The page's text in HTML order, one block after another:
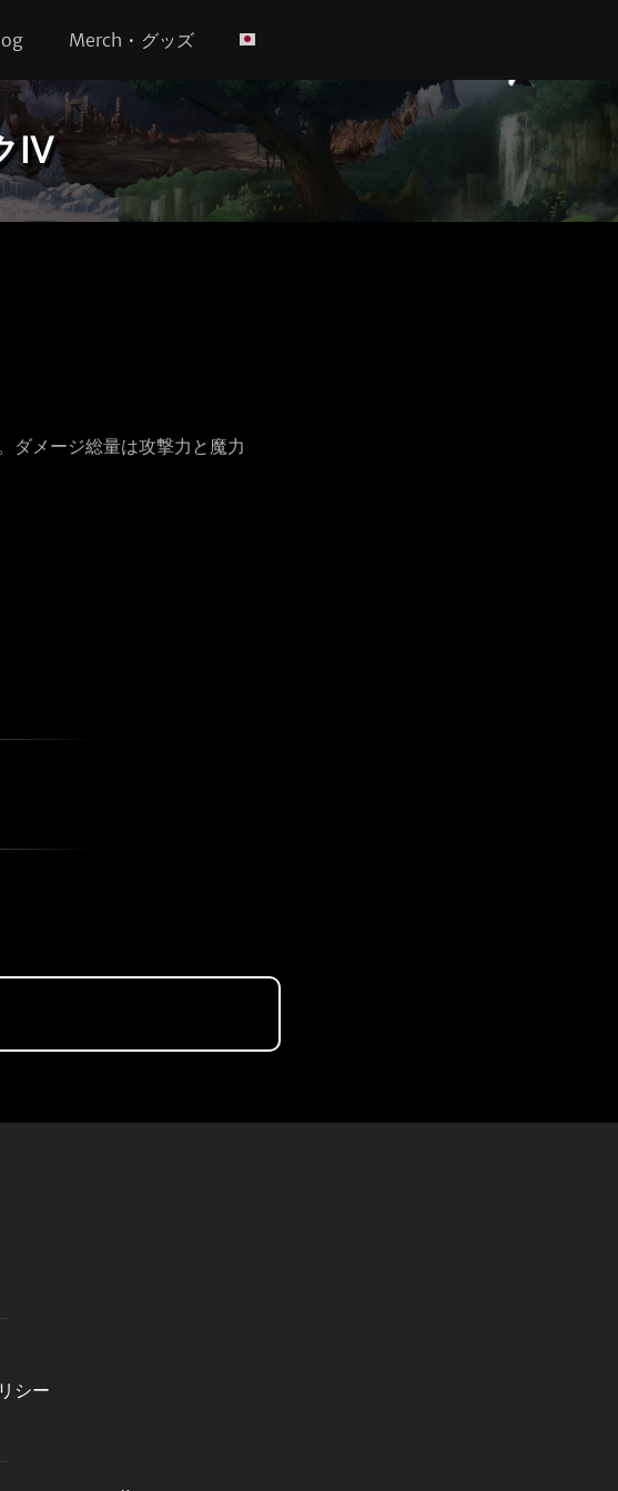
Merch • グッズ
Ⅳ
ダメージ総量は攻撃力と魔力
シー